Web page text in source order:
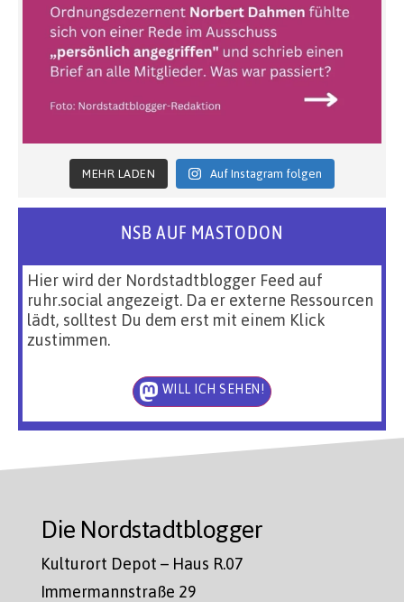
MEHR LADEN Auf Instagram folgen
NSB AUF MASTODON
Hier wird der Nordstadtblogger Feed auf
ruhr.social angezeigt. Da er externe Ressourcen
lädt, solltest Du dem erst mit einem Klick
zustimmen.
WILL ICH SEHEN!
Die Nordstadtblogger
Kulturort Depot – Haus R.07
Immermannstraße 29